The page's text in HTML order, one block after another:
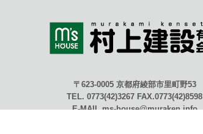
〒623-0005 京都府綾部市里町野53
TEL. 0773(42)3267 FAX.0773(42)8598
E-MAIL ms-house@muraken.info